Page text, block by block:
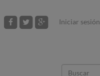
Iniciar sesión